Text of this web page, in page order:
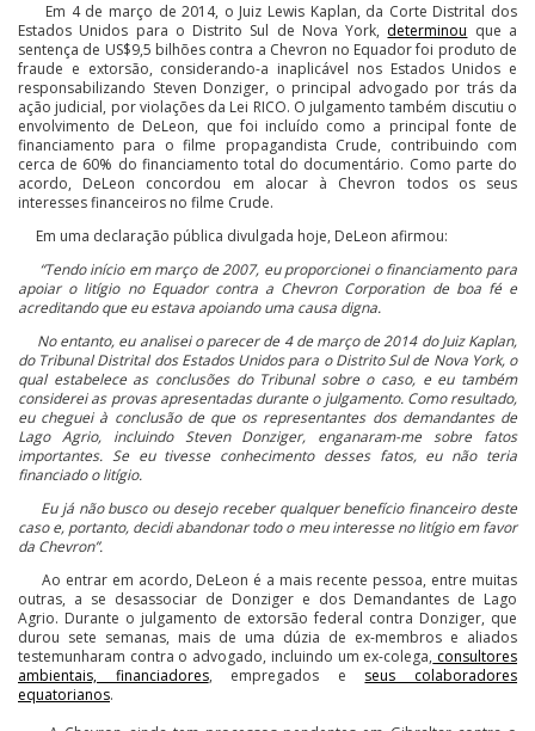
Em 4 de março de 2014, o Juiz Lewis Kaplan, da Corte Distrital dos
Estados Unidos para o Distrito Sul de Nova York, determinou que a
sentença de US$9,5 bilhões contra a Chevron no Equador foi produto de
fraude e extorsão, considerando-a inaplicável nos Estados Unidos e
responsabilizando Steven Donziger, o principal advogado por trás da
ação judicial, por violações da Lei RICO. O julgamento também discutiu o
envolvimento de DeLeon, que foi incluído como a principal fonte de
financiamento para o filme propagandista Crude, contribuindo com
cerca de 60% do financiamento total do documentário. Como parte do
acordo, DeLeon concordou em alocar à Chevron todos os seus
interesses financeiros no filme Crude.
Em uma declaração pública divulgada hoje, DeLeon afirmou:
“Tendo início em março de 2007, eu proporcionei o financiamento para
apoiar o litígio no Equador contra a Chevron Corporation de boa fé e
acreditando que eu estava apoiando uma causa digna.
No entanto, eu analisei o parecer de 4 de março de 2014 do Juiz Kaplan,
do Tribunal Distrital dos Estados Unidos para o Distrito Sul de Nova York, o
qual estabelece as conclusões do Tribunal sobre o caso, e eu também
considerei as provas apresentadas durante o julgamento. Como resultado,
eu cheguei à conclusão de que os representantes dos demandantes de
Lago Agrio, incluindo Steven Donziger, enganaram-me sobre fatos
importantes. Se eu tivesse conhecimento desses fatos, eu não teria
financiado o litígio.
Eu já não busco ou desejo receber qualquer benefício financeiro deste
caso e, portanto, decidi abandonar todo o meu interesse no litígio em favor
da Chevron”.
Ao entrar em acordo, DeLeon é a mais recente pessoa, entre muitas
outras, a se desassociar de Donziger e dos Demandantes de Lago
Agrio. Durante o julgamento de extorsão federal contra Donziger, que
durou sete semanas, mais de uma dúzia de ex-membros e aliados
testemunharam contra o advogado, incluindo um ex-colega, consultores
ambientais, financiadores, empregados e seus colaboradores
equatorianos.